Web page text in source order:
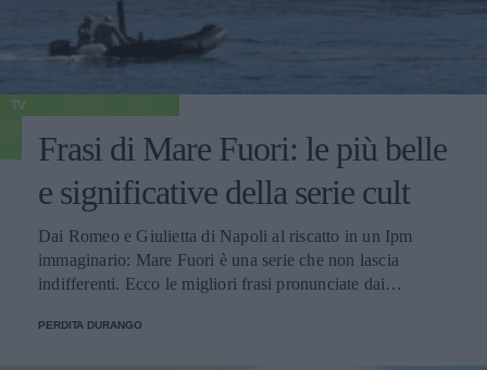
TV
Frasi di Mare Fuori: le più belle
e significative della serie cult
Dai Romeo e Giulietta di Napoli al riscatto in un Ipm
immaginario: Mare Fuori è una serie che non lascia
indifferenti. Ecco le migliori frasi pronunciate dai
PERDITA DURANGO